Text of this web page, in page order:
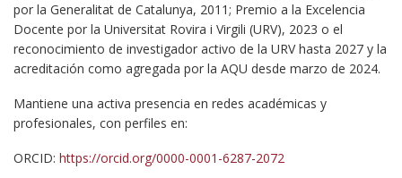
por la Generalitat de Catalunya, 2011; Premio a la Excelencia
Docente por la Universitat Rovira i Virgili (URV), 2023 o el
reconocimiento de investigador activo de la URV hasta 2027 y la
acreditación como agregada por la AQU desde marzo de 2024.
Mantiene una activa presencia en redes académicas y
profesionales, con perfiles en:
ORCID: https://orcid.org/0000-0001-6287-2072